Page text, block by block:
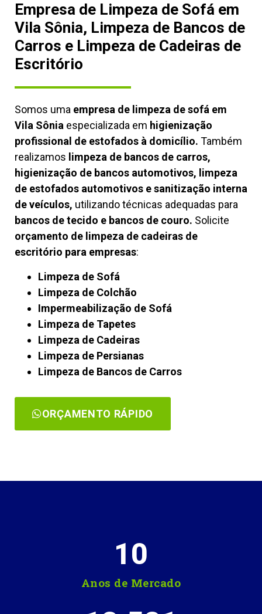
Empresa de Limpeza de Sofá em
Vila Sônia, Limpeza de Bancos de
Carros e Limpeza de Cadeiras de
Escritório
Somos uma empresa de limpeza de sofá em
Vila Sônia especializada em higienização
profissional de estofados à domicílio. Também
realizamos limpeza de bancos de carros,
higienização de bancos automotivos, limpeza
de estofados automotivos e sanitização interna
de veículos, utilizando técnicas adequadas para
bancos de tecido e bancos de couro. Solicite
orçamento de limpeza de cadeiras de
escritório para empresas:
Limpeza de Sofá
Limpeza de Colchão
Impermeabilização de Sofá
Limpeza de Tapetes
Limpeza de Cadeiras
Limpeza de Persianas
Limpeza de Bancos de Carros
ORÇAMENTO RÁPIDO
Anos de Mercado
10